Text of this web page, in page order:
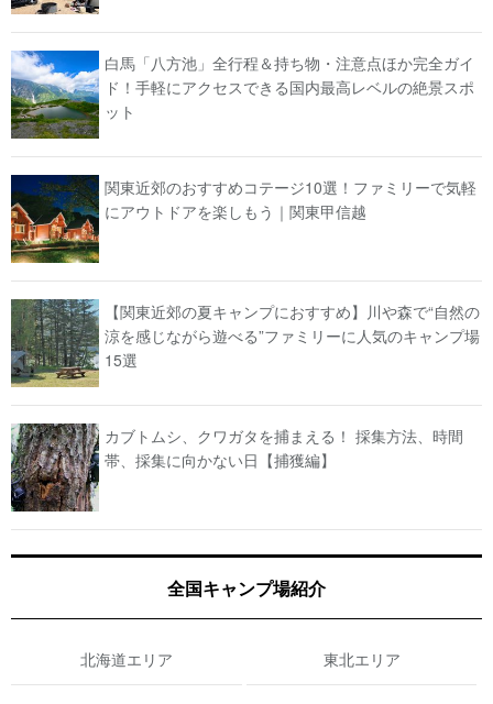
白馬「八方池」全行程＆持ち物・注意点ほか完全ガイ
ド！手軽にアクセスできる国内最高レベルの絶景スポ
ット
関東近郊のおすすめコテージ10選！ファミリーで気軽
にアウトドアを楽しもう｜関東甲信越
【関東近郊の夏キャンプにおすすめ】川や森で“自然の
涼を感じながら遊べる”ファミリーに人気のキャンプ場
15選
カブトムシ、クワガタを捕まえる！ 採集方法、時間
帯、採集に向かない日【捕獲編】
全国キャンプ場紹介
北海道エリア 東北エリア